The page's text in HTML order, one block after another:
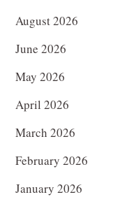
August 2026
June 2026
May 2026
April 2026
March 2026
February 2026
January 2026